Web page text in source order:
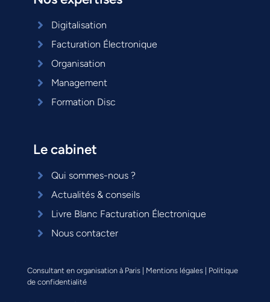
Digitalisation
Facturation Électronique
Organisation
Management
Formation Disc
Le cabinet
Qui sommes-nous ?
Actualités & conseils
Livre Blanc Facturation Électronique
Nous contacter
Consultant en organisation à Paris| Mentions légales| Politique
de confidentialité